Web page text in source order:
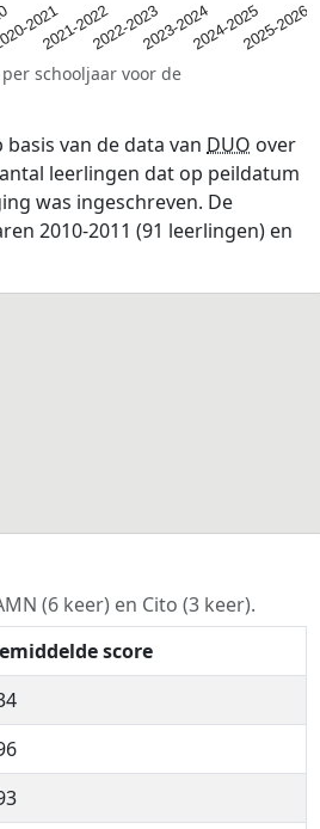
2021
2021-20222022-20232023-20242024-20252025-2026
schooljaar voor de
van de data van DUO over
leerlingen dat op peildatum
was ingeschreven. De
2010-2011 (91 leerlingen) en
(6 keer) en Cito (3 keer).
score